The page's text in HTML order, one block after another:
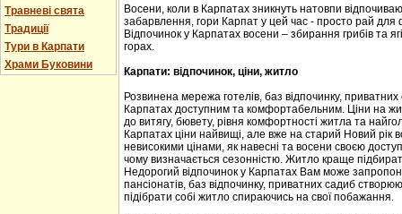
Травневі свята
Традиції
Тури в Карпати
Храми Буковини
Восени, коли в Карпатах зникнуть натовпи
забарвлення, гори Карпат у цей час - просто рай
Відпочинок у Карпатах восени – збирання грибів та
горах.
Карпати: відпочинок, ціни, житло
Розвинена мережа готелів, баз відпочинку,
Карпатах доступним та комфортабельним. Ціни на
до витягу, бювету, рівня комфортності житла та
Карпатах ціни найвищі, але вже на старий Новий рік
невисокими цінами, як навесні та восени своєю
чому визначається сезонністю. Житло краще
Недорогий відпочинок у Карпатах Вам може
пансіонатів, баз відпочинку, приватних садиб
підібрати собі житло спираючись на свої побажання.